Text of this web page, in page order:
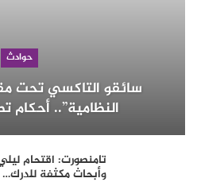
حوادث
سائقو التاكسي تحت
النظامية”..
تامنصورت: اقتحام
وأبحاث مكثفة للدرك…